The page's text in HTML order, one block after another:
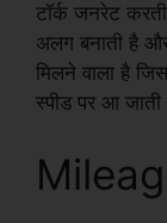
टॉर्क जनरेट
अलग बनाती है
मिलने वाला है
स्पीड पर आ जाती